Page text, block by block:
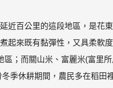
近百公里的這段地區，是花
起來既有黏彈性，又具柔軟
；而關山米、富麗米(富里
季休耕期間，農民多在稻田